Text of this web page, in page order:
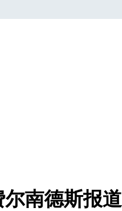
尔南德斯报道